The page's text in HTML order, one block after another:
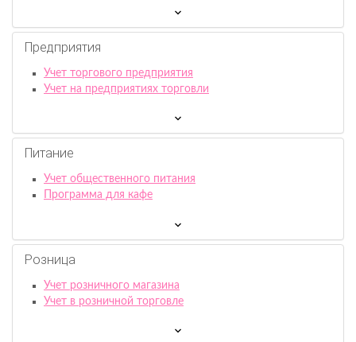
Предприятия
Учет торгового предприятия
Учет на предприятиях торговли
Питание
Учет общественного питания
Программа для кафе
Розница
Учет розничного магазина
Учет в розничной торговле